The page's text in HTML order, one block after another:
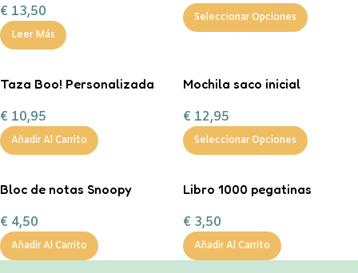
€ 13,50
Leer Más
Seleccionar Opciones
Taza Boo! Personalizada
€ 10,95
Añadir Al Carrito
Mochila saco inicial
€ 12,95
Seleccionar Opciones
Bloc de notas Snoopy
€ 4,50
Añadir Al Carrito
Libro 1000 pegatinas
€ 3,50
Añadir Al Carrito